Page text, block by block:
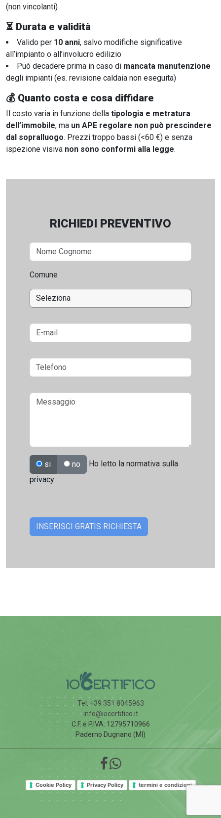
(non vincolanti)
⏳ Durata e validità
Valido per 10 anni, salvo modifiche significative
all’impianto o all’involucro edilizio
Può decadere prima in caso di mancata manutenzione
degli impianti (es. revisione caldaia non eseguita)
💰 Quanto costa e cosa diffidare
Il costo varia in funzione della tipologia e metratura
dell’immobile, ma un APE regolare non può prescindere
dal sopralluogo. Prezzi troppo bassi (<60 €) e senza
ispezione visiva non sono conformi alla legge.
RICHIEDI PREVENTIVO
Comune
si no
Ho letto la normativa sulla
privacy
Tel: +39 351 8045963
info@iocertifico.it
C.F. e P.IVA: 12795710966
Paderno Dugnano (MI)
Cookie Policy Privacy Policy termini e condizioni